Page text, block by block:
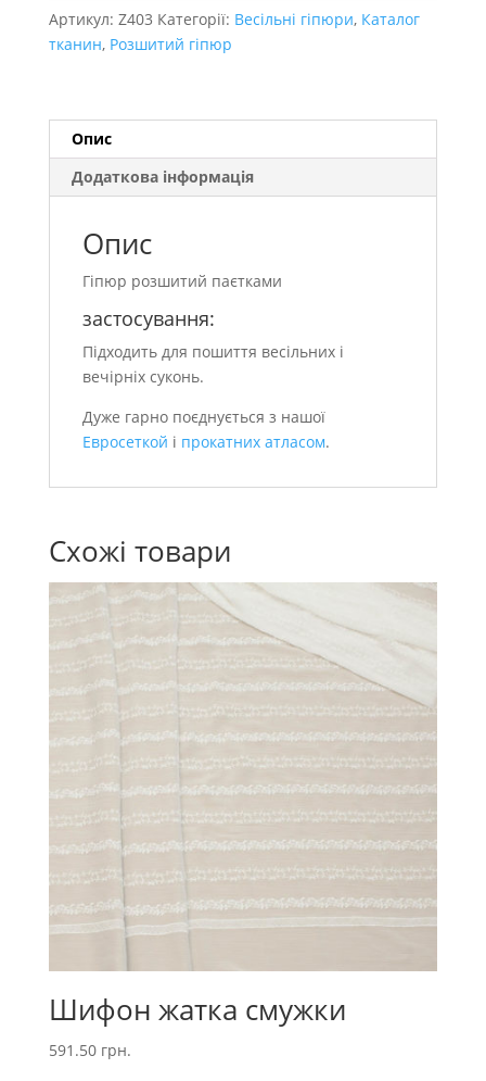
Артикул: Z403 Категорії: Весільні гіпюри, Каталог
тканин, Розшитий гіпюр
Опис
Додаткова інформація
Опис
Гіпюр розшитий паєтками
застосування:
Підходить для пошиття весільних і
вечірніх суконь.
Дуже гарно поєднується з нашої
Евросеткой і прокатних атласом.
Схожі товари
Шифон жатка смужки
591.50 грн.